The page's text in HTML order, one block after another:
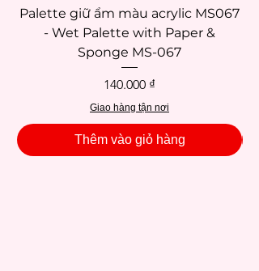
Palette giữ ẩm màu acrylic MS067
- Wet Palette with Paper &
Sponge MS-067
Giá
140.000 ₫
Giao hàng tận nơi
Thêm vào giỏ hàng